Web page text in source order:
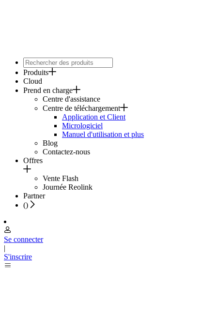
Produits
Cloud
Prend en charge
Centre d'assistance
Centre de téléchargement
Application et Client
Micrologiciel
Manuel d'utilisation et plus
Blog
Contactez-nous
Offres
Vente Flash
Journée Reolink
Partner
()
Se connecter
|
S'inscrire